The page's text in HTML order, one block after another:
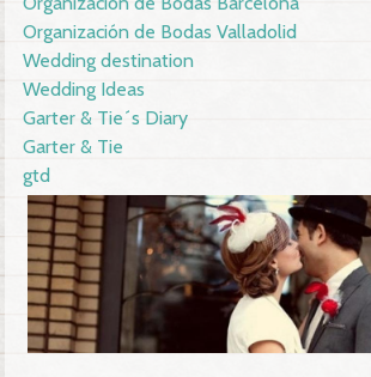
Organización de Bodas Valladolid
Wedding destination
Wedding Ideas
Garter & Tie´s Diary
Garter & Tie
gtd